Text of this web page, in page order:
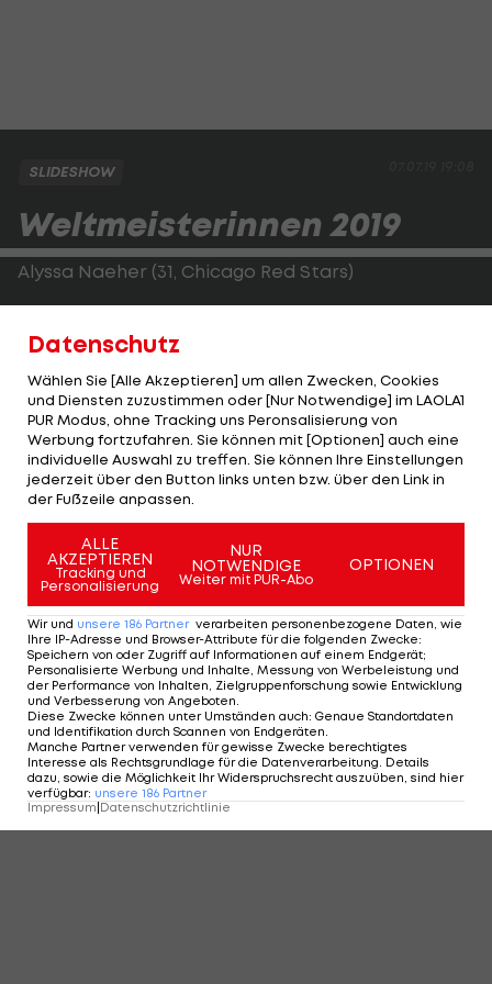
SLIDESHOW
Weltmeisterinnen 2019
Alyssa Naeher (31, Chicago Red Stars)
2 VON 25
KOMMENTARE
Datenschutz
Wählen Sie [Alle Akzeptieren] um allen Zwecken, Cookies
und Diensten zuzustimmen oder [Nur Notwendige] im LAOLA1
PUR Modus, ohne Tracking uns Peronsalisierung von
Werbung fortzufahren. Sie können mit [Optionen] auch eine
individuelle Auswahl zu treffen. Sie können Ihre Einstellungen
jederzeit über den Button links unten bzw. über den Link in
der Fußzeile anpassen.
ALLE
AKZEPTIEREN
Tracking und
Personalisierung
NUR
NOTWENDIGE
Weiter mit PUR-Abo
OPTIONEN
Wir und unsere 186 Partner verarbeiten personenbezogene Daten, wie
Ihre IP-Adresse und Browser-Attribute für die folgenden Zwecke:
Speichern von oder Zugriff auf Informationen auf einem Endgerät;
Personalisierte Werbung und Inhalte, Messung von Werbeleistung und
der Performance von Inhalten, Zielgruppenforschung sowie Entwicklung
und Verbesserung von Angeboten.
Diese Zwecke können unter Umständen auch: Genaue Standortdaten
und Identifikation durch Scannen von Endgeräten.
Manche Partner verwenden für gewisse Zwecke berechtigtes
Interesse als Rechtsgrundlage für die Datenverarbeitung. Details
dazu, sowie die Möglichkeit Ihr Widerspruchsrecht auszuüben, sind hier
verfügbar: unsere 186 Partner
Impressum Datenschutzrichtlinie